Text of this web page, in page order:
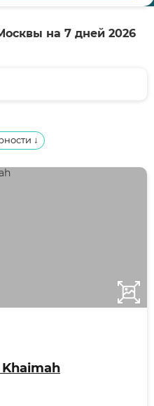
на 7 дней 2026
↓
Khaimah